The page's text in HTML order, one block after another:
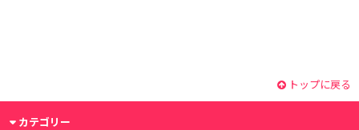
トップに戻る
カテゴリー